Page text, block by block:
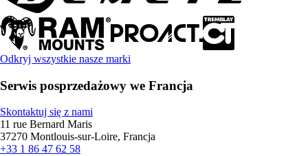
Odkryj wszystkie nasze marki
Serwis posprzedażowy we Francja
Skontaktuj się z nami
11 rue Bernard Maris
37270 Montlouis-sur-Loire, Francja
+33 1 86 47 62 58